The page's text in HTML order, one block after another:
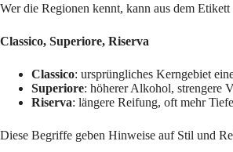
Wer die Regionen kennt, kann aus dem Etikett
Classico, Superiore, Riserva
Classico: ursprüngliches Kerngebiet
Superiore: höherer Alkohol, strengere
Riserva: längere Reifung, oft mehr
Diese Begriffe geben Hinweise auf Stil und